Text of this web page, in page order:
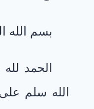
بسم الله
الحمد
الله سلم